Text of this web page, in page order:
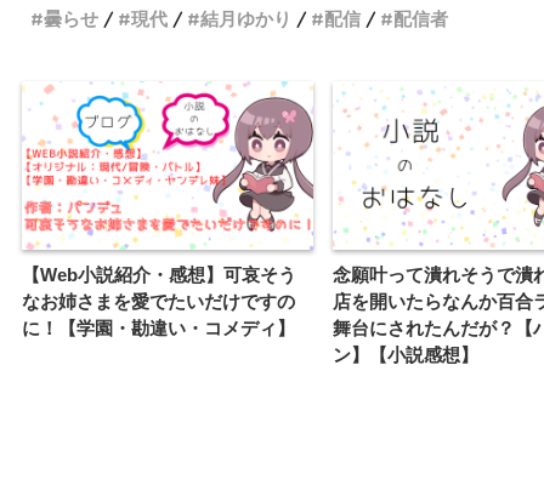
曇らせ
現代 結月ゆかり 配信 配信者
【Web小説紹介・感想】可哀そう
なお姉さまを愛でたいだけですの
に！【学園・勘違い・コメディ】
念願叶って潰れそうで潰
店を開いたらなんか百合
舞台にされたんだが？【
ン】【小説感想】